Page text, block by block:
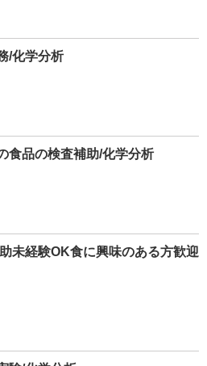
/化学分析
食品の検査補助/化学分析
未経験OK食に興味のある方歓迎